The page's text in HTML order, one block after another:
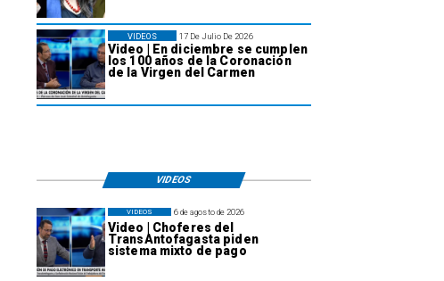
17 De Julio De 2026
Video | En diciembre se cumplen
los 100 años de la Coronación
de la Virgen del Carmen
VIDEOS
VIDEOS
6 de agosto de 2026
Video | Choferes del
TransAntofagasta piden
sistema mixto de pago
VIDEOS